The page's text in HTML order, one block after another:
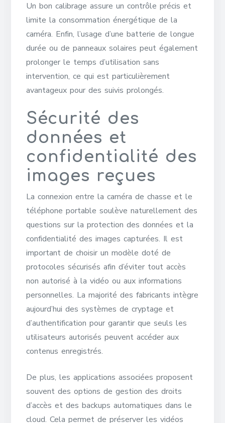
Un bon calibrage assure un contrôle précis et
limite la consommation énergétique de la
caméra. Enfin, l’usage d’une batterie de longue
durée ou de panneaux solaires peut également
prolonger le temps d’utilisation sans
intervention, ce qui est particulièrement
avantageux pour des suivis prolongés.
Sécurité des
données et
confidentialité des
images reçues
La connexion entre la caméra de chasse et le
téléphone portable soulève naturellement des
questions sur la protection des données et la
confidentialité des images capturées. Il est
important de choisir un modèle doté de
protocoles sécurisés afin d’éviter tout accès
non autorisé à la vidéo ou aux informations
personnelles. La majorité des fabricants intègre
aujourd’hui des systèmes de cryptage et
d’authentification pour garantir que seuls les
utilisateurs autorisés peuvent accéder aux
contenus enregistrés.
De plus, les applications associées proposent
souvent des options de gestion des droits
d’accès et des backups automatiques dans le
cloud. Cela permet de préserver les vidéos